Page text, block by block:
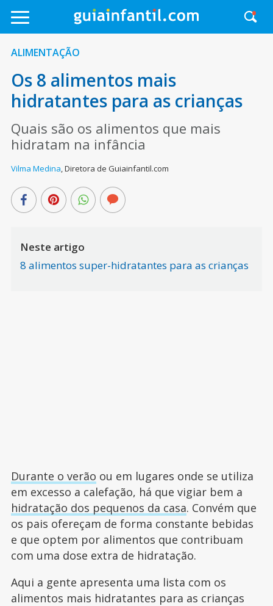
ALIMENTAÇÃO
Os 8 alimentos mais
hidratantes para as crianças
Quais são os alimentos que mais
hidratam na infância
Vilma Medina,Diretora de Guiainfantil.com
Neste artigo
8 alimentos super-hidratantes para as crianças
Durante o verão ou em lugares onde se utiliza
em excesso a calefação, há que vigiar bem a
hidratação dos pequenos da casa. Convém que
os pais ofereçam de forma constante bebidas
e que optem por alimentos que contribuam
com uma dose extra de hidratação.
Aqui a gente apresenta uma lista com os
alimentos mais hidratantes para as crianças